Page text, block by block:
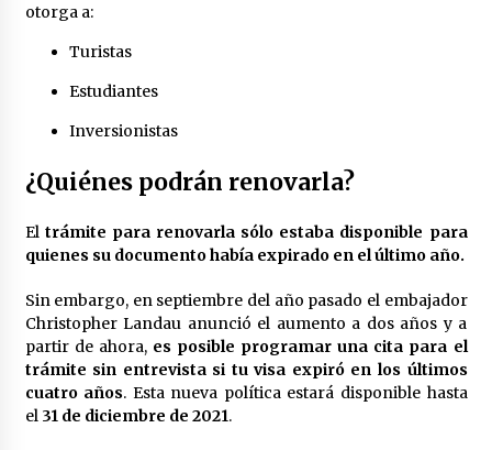
otorga a:
Turistas
Estudiantes
Inversionistas
¿Quiénes podrán renovarla?
El trámite para renovarla sólo estaba disponible para
quienes su documento había expirado en el último año.
Sin embargo, en septiembre del año pasado el embajador
Christopher Landau anunció el aumento a dos años y a
partir de ahora, es posible programar una cita para el
trámite sin entrevista si tu visa expiró en los últimos
cuatro años. Esta nueva política estará disponible hasta
el 31 de diciembre de 2021.